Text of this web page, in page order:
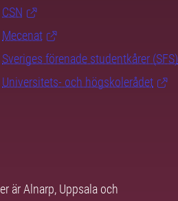
CSN
Mecenat
Sveriges förenade studentkårer (SFS)
Universitets- och högskolerådet
är Alnarp, Uppsala och